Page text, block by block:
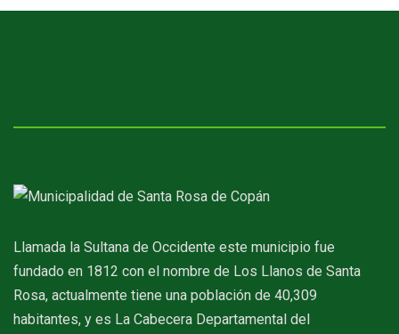
Llamada la Sultana de Occidente este municipio fue
fundado en 1812 con el nombre de Los Llanos de Santa
Rosa, actualmente tiene una población de 40,309
habitantes, y es La Cabecera Departamental del